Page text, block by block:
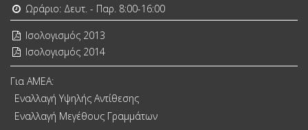
Ωράριο: Δευτ. - Παρ. 8:00-16:00
Ισολογισμός 2013
Ισολογισμός 2014
Για ΑΜΕΑ:
Εναλλαγή Υψηλής Αντίθεσης
Εναλλαγή Μεγέθους Γραμμάτων